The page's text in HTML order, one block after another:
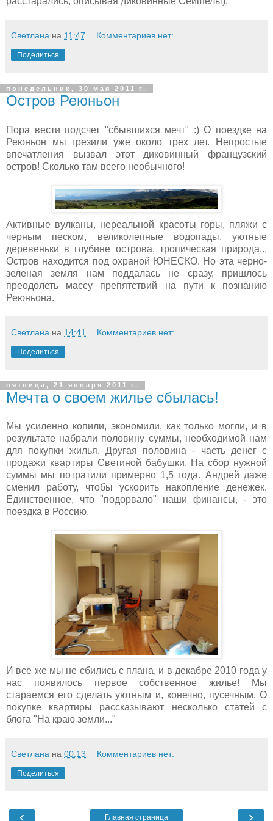
Светлана на 11:47 Комментариев нет:
Поделиться
понедельник, 30 мая 2011 г.
Остров Реюньон
Пора вести подсчет "сбывшихся мечт" :) О поездке на
Реюньон мы грезили уже около трех лет. Непростые
впечатления вызвал этот диковинный французский
остров! Сколько там всего необычного!
Активные вулканы, нереальной красоты горы, пляжи с
черным песком, великолепные водопады, уютные
деревеньки в глубине острова, тропическая природа...
Остров находится под охраной ЮНЕСКО. Но эта черно-
зеленая земля нам поддалась не сразу, пришлось
преодолеть массу препятствий на пути к познанию
Реюньона.
Светлана на 14:41 Комментариев нет:
Поделиться
пятница, 21 января 2011 г.
Мечта о своем жилье сбылась!
Мы усиленно копили, экономили, как только могли, и в
результате набрали половину суммы, необходимой нам
для покупки жилья. Другая половина - часть денег с
продажи квартиры Светиной бабушки. На сбор нужной
суммы мы потратили примерно 1,5 года. Андрей даже
сменил работу, чтобы ускорить накопление денежек.
Единственное, что "подорвало" наши финансы, - это
поездка в Россию.
И все же мы не сбились с плана, и в декабре 2010 года у
нас появилось первое собственное жилье! Мы
стараемся его сделать уютным и, конечно, пусечным. О
покупке квартиры рассказывают несколько статей с
блога "На краю земли..."
Светлана на 00:13 Комментариев нет:
Поделиться
‹ ›
Главная страница